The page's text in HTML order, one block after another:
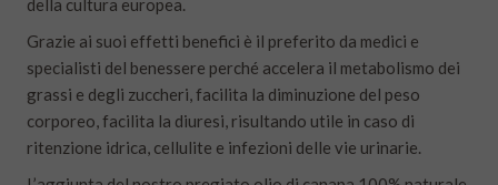
della cultura europea.
Grazie ai suoi effetti benefici è il preferito da medici e
specialisti del benessere perché accelera il metabolismo dei
grassi e degli zuccheri, facilita la diminuzione del peso
corporeo, facilita la diuresi, risultando utile in caso di
ritenzione idrica, cellulite e infezioni delle vie urinarie.